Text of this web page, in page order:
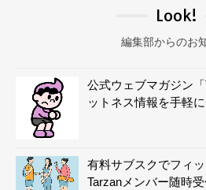
Look!
編集部からのお
公式ウェブマガジン
ットネス情報を手軽
有料サブスクでフィ
Tarzanメンバー随時受